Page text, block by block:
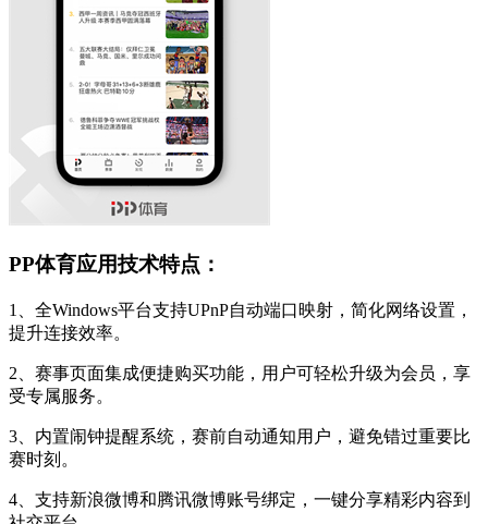
PP体育应用技术特点：
1、全Windows平台支持UPnP自动端口映射，简化网络设置，
提升连接效率。
2、赛事页面集成便捷购买功能，用户可轻松升级为会员，享
受专属服务。
3、内置闹钟提醒系统，赛前自动通知用户，避免错过重要比
赛时刻。
4、支持新浪微博和腾讯微博账号绑定，一键分享精彩内容到